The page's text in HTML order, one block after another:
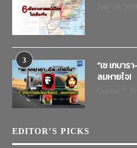
3
“เช เกบา
ลมหายใจ!
EDITOR’S PICKS